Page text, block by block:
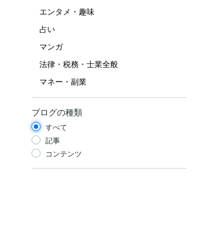
エンタメ・趣味
占い
マンガ
法律・税務・士業全般
マネー・副業
ブログの種類
すべて
記事
コンテンツ